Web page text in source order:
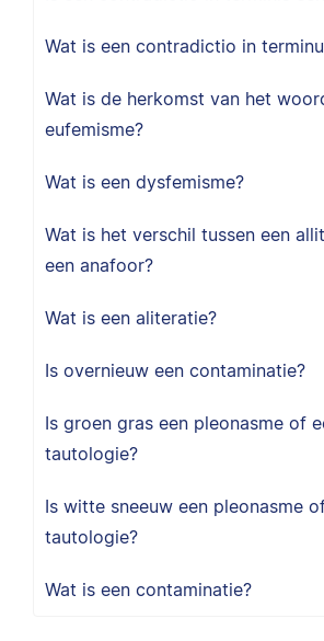
Wat is een contradictio in
Wat is de herkomst van het
eufemisme?
Wat is een dysfemisme?
Wat is het verschil tussen een
een anafoor?
Wat is een aliteratie?
Is overnieuw een contaminatie?
Is groen gras een pleonasme of
tautologie?
Is witte sneeuw een pleonasme
tautologie?
Wat is een contaminatie?